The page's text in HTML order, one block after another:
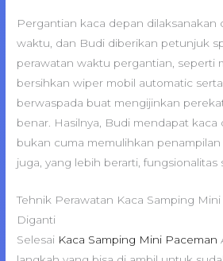
Pergantian kaca depan dilaksanakan
waktu, dan Budi diberikan petunjuk
perawatan waktu pergantian, seperti
bersihkan wiper mobil automatic
berwaspada buat mengijinkan
benar. Hasilnya, Budi mendapat kaca
bukan cuma memulihkan
juga, yang lebih berarti, fungsionalitas
Tehnik Perawatan Kaca Samping
Diganti
Selesai Kaca Samping Mini Paceman